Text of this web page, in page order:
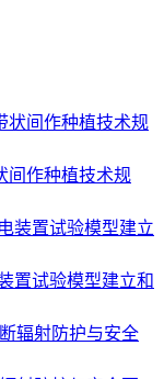
间作种植技术规
置试验模型建立和